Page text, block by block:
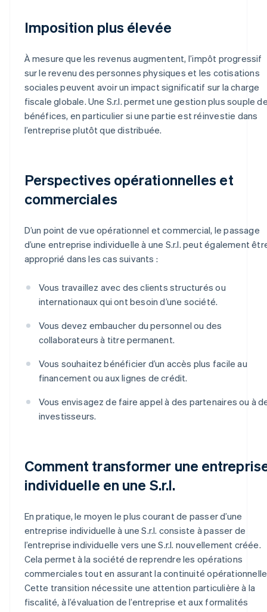
Imposition plus élevée
À mesure que les revenus augmentent, l’impôt progressif
sur le revenu des personnes physiques et les cotisations
sociales peuvent avoir un impact significatif sur la charge
fiscale globale. Une S.r.l. permet une gestion plus souple
bénéfices, en particulier si une partie est réinvestie dans
l’entreprise plutôt que distribuée.
Perspectives opérationnelles et
commerciales
D’un point de vue opérationnel et commercial, le passage
d’une entreprise individuelle à une S.r.l. peut également
approprié dans les cas suivants :
Vous travaillez avec des clients structurés ou
internationaux qui ont besoin d’une société.
Vous devez embaucher du personnel ou des
collaborateurs à titre permanent.
Vous souhaitez bénéficier d’un accès plus facile au
financement ou aux lignes de crédit.
Vous envisagez de faire appel à des partenaires ou à
investisseurs.
Comment transformer une
individuelle en une S.r.l.
En pratique, le moyen le plus courant de passer d’une
entreprise individuelle à une S.r.l. consiste à passer de
l’entreprise individuelle vers une S.r.l. nouvellement créée.
Cela permet à la société de reprendre les opérations
commerciales tout en assurant la continuité
Cette transition nécessite une attention particulière à la
fiscalité, à l’évaluation de l’entreprise et aux formalités